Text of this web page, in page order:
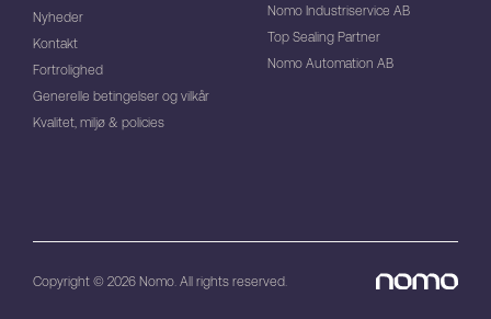
Nyheder
Kontakt
Fortrolighed
Generelle betingelser og vilkår
Kvalitet, miljø & policies
Nomo Industriservice AB
Top Sealing Partner
Nomo Automation AB
Copyright © 2026 Nomo. All rights reserved.